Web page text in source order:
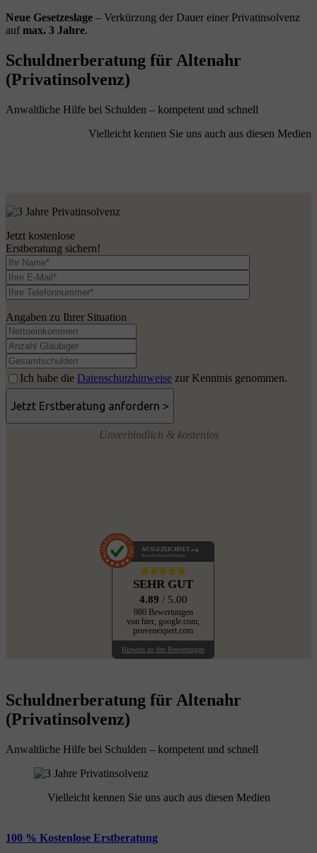
Neue Gesetzeslage – Verkürzung der Dauer einer Privatinsolvenz
aufmax. 3 Jahre.
Schuldnerberatung für Altenahr
(Privatinsolvenz)
Anwaltliche Hilfe bei Schulden – kompetent und schnell
Vielleicht kennen Sie uns auch aus diesen Medien
Jetzt kostenlose
Erstberatung sichern!
Angaben zu Ihrer Situation
Ich habe die Datenschutzhinweise zur Kenntnis genommen.
Unverbindlich & kostenlos
AUSGEZEICHNET .org
Kundenbewertungen
SEHR GUT
4.89 / 5.00
980 Bewertungen
von hier, google.com,
provenexpert.com
Hinweis zu den Bewertungen
Schuldnerberatung für Altenahr
(Privatinsolvenz)
Anwaltliche Hilfe bei Schulden – kompetent und schnell
Vielleicht kennen Sie uns auch aus diesen Medien
100 % Kostenlose Erstberatung